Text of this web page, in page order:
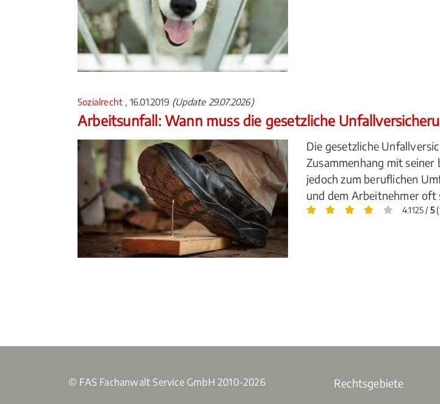
Sozialrecht , 16.01.2019 (Update 29.07.2026)
Arbeitsunfall: Wann muss die gesetzliche
Die gesetzliche
Zusammenhang mit
jedoch zum beruflichen
und dem Arbeitnehmer oft
4.1125 / 5
© FAS Fachanwalt Service GmbH 2010-2026
Rechtsgebiete